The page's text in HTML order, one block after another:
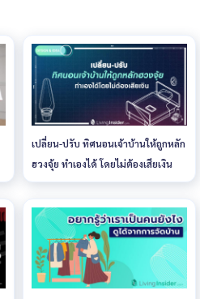
เปลี่ยน-ปรับ ทิศนอนเจ้าบ้านให้ถูกหลัก
ฮวงจุ้ย ทำเองได้ โดยไม่ต้องเสียเงิน